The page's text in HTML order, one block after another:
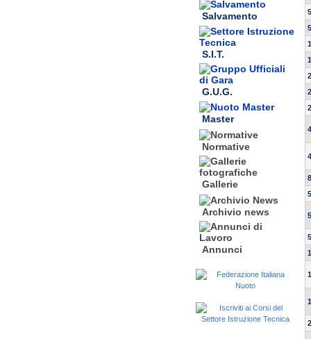
Salvamento
S.I.T.
G.U.G.
Master
Normative
Gallerie
Archivio news
Annunci